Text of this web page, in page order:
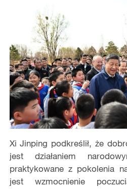
Xi Jinping podkreślił, że
jest działaniem
praktykowane z pokolenia
jest wzmocnienie